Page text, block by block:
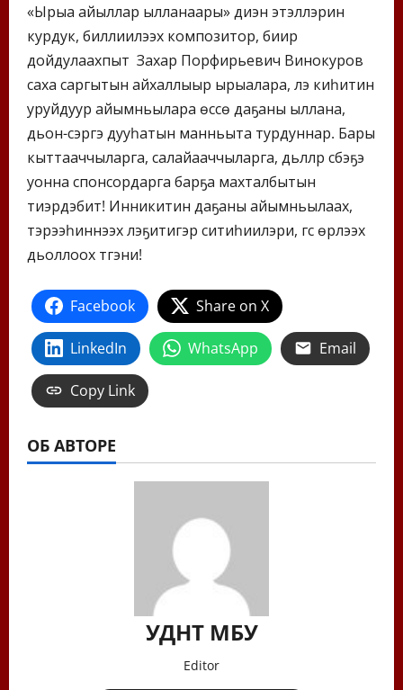
«Ырыа айыллар ылланаары» диэн этэллэрин
курдук, биллиилээх композитор, биир
дойдулаахпыт Захар Порфирьевич Винокуров
саха саргытын айхаллыыр ырыалара, үлэ киһитин
уруйдуур айымньылара өссө даҕаны ыллана,
дьон-сэргэ дууһатын манньыта турдуннар. Бары
кыттааччыларга, салайааччыларга, дьүүллүүр сүбэҕэ
уонна спонсордарга барҕа махталбытын
тиэрдэбит! Инникитин даҕаны айымньылаах,
тэрээһиннээх үлэҕитигэр ситиһиилэри, үгүс үөрүүлээх
дьоллоох түгэни!
Facebook Share on X
LinkedIn WhatsApp Email
Copy Link
ОБ АВТОРЕ
УДНТ МБУ
Editor